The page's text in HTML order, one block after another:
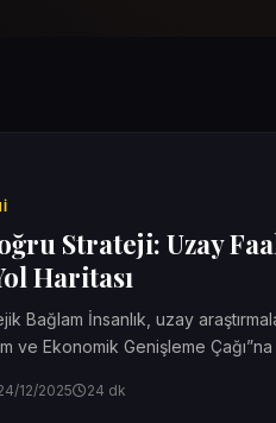
Strateji: Uzay
Haritası
Bağlam İnsanlık, uzay
ve Ekonomik Genişleme
12/2025 24 dk